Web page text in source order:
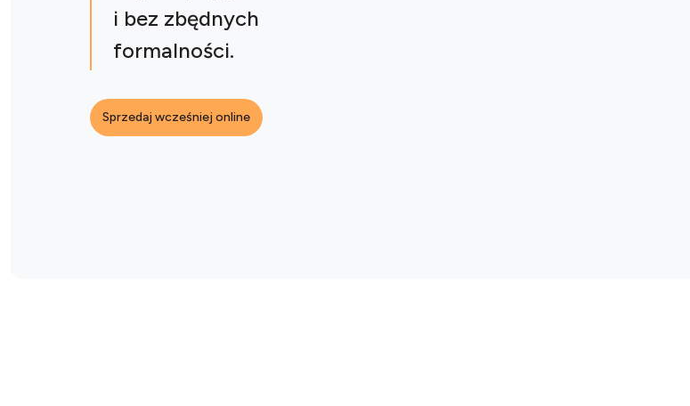
i bez zbędnych
formalności.
Sprzedaj wcześniej online